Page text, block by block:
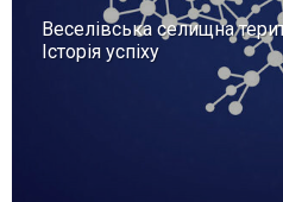
Веселівська селищна
Історія успіху